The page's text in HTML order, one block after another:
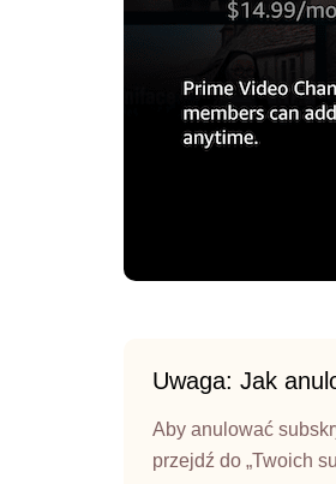
Uwaga: Jak
Aby anulować
przejdź do „Twoich